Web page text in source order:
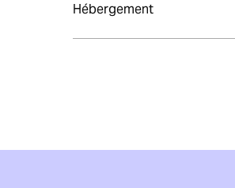
Hébergement